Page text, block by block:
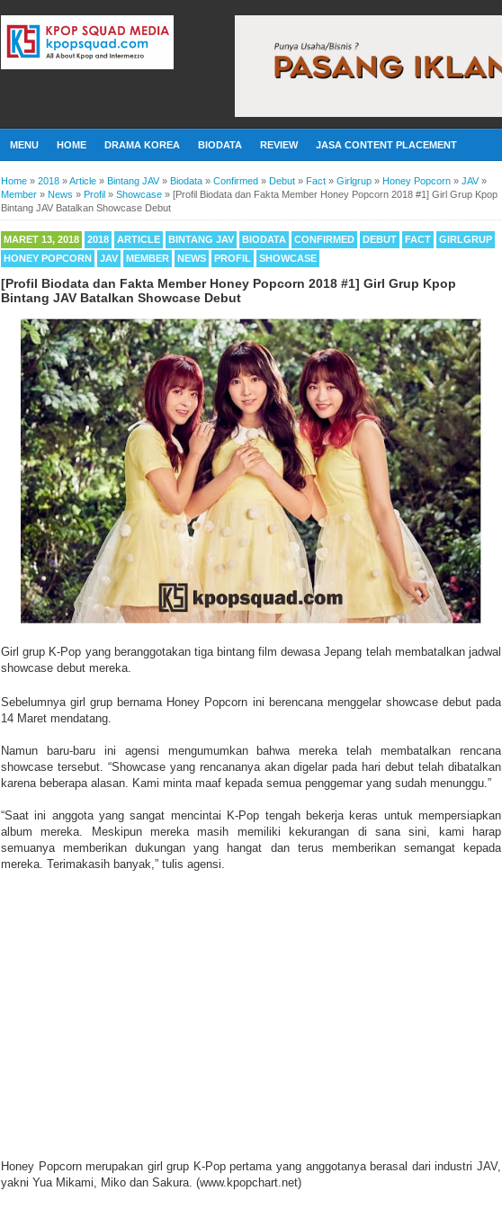
MENU HOME DRAMA KOREA BIODATA REVIEW JASA CONTENT PLACEMENT
Home » 2018 »Article » Bintang JAV» Biodata » Confirmed » Debut » Fact » Girlgrup » Honey Popcorn » JAV»
Member » News » Profil » Showcase » [Profil Biodata dan Fakta Member Honey Popcorn 2018 #1] Girl Grup Kpop
Bintang JAV Batalkan Showcase Debut
MARET 13, 2018 2018 ARTICLE BINTANG JAV BIODATA CONFIRMED DEBUT FACT
GIRLGRUP
HONEY POPCORN
JAV MEMBER NEWS PROFIL SHOWCASE
[Profil Biodata dan Fakta Member Honey Popcorn 2018 #1] Girl Grup Kpop
Bintang JAV Batalkan Showcase Debut
Girl grup K-Pop yang beranggotakan tiga bintang film dewasa Jepang telah membatalkan jadwal
showcase debut mereka.
Sebelumnya girl grup bernama Honey Popcorn ini berencana menggelar showcase debut pada
14 Maret mendatang.
Namun baru-baru ini agensi mengumumkan bahwa mereka telah membatalkan rencana
showcase tersebut. “Showcase yang rencananya akan digelar pada hari debut telah dibatalkan
karena beberapa alasan. Kami minta maaf kepada semua penggemar yang sudah menunggu.”
“Saat ini anggota yang sangat mencintai K-Pop tengah bekerja keras untuk mempersiapkan
album mereka. Meskipun mereka masih memiliki kekurangan di sana sini, kami harap
semuanya memberikan dukungan yang hangat dan terus memberikan semangat kepada
mereka. Terimakasih banyak,” tulis agensi.
Honey Popcorn merupakan girl grup K-Pop pertama yang anggotanya berasal dari industri JAV,
yakni Yua Mikami, Miko dan Sakura. (www.kpopchart.net)